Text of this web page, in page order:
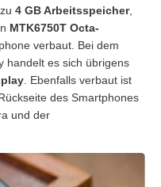
4 GB Arbeitsspeicher,
MTK6750T Octa-
verbaut. Bei dem
handelt es sich übrigens
. Ebenfalls verbaut ist
des Smartphones
und der